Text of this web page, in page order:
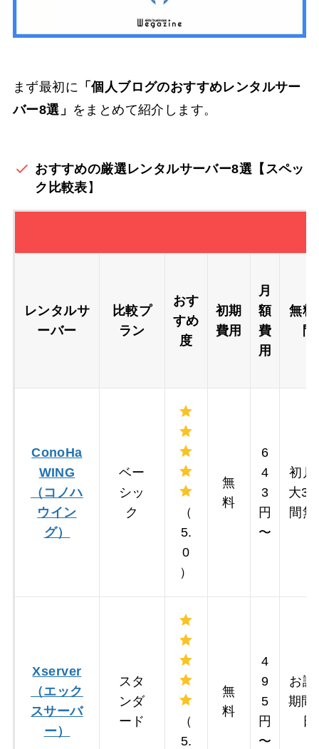
まず最初に 「個人ブログのおすすめレンタルサー
バー8選」 をまとめて紹介します。
おすすめの厳選レンタルサーバー8選【スペッ
ク比較表 】
レンタルサ
ーバー
比較プ
ラン
おす
すめ
度
初期
費用
月
額
費
用
無料
間
ConoHa
WING
（コノハ
ウイン
グ）
ベー
シッ
ク
（
5.
0
）
無
料
6
4
3
円
〜
初月
大31
間無
Xserver
（エック
スサーバ
ー）
スタ
ンダ
ード
（
5.
無
料
4
9
5
円
〜
お試
期間
日